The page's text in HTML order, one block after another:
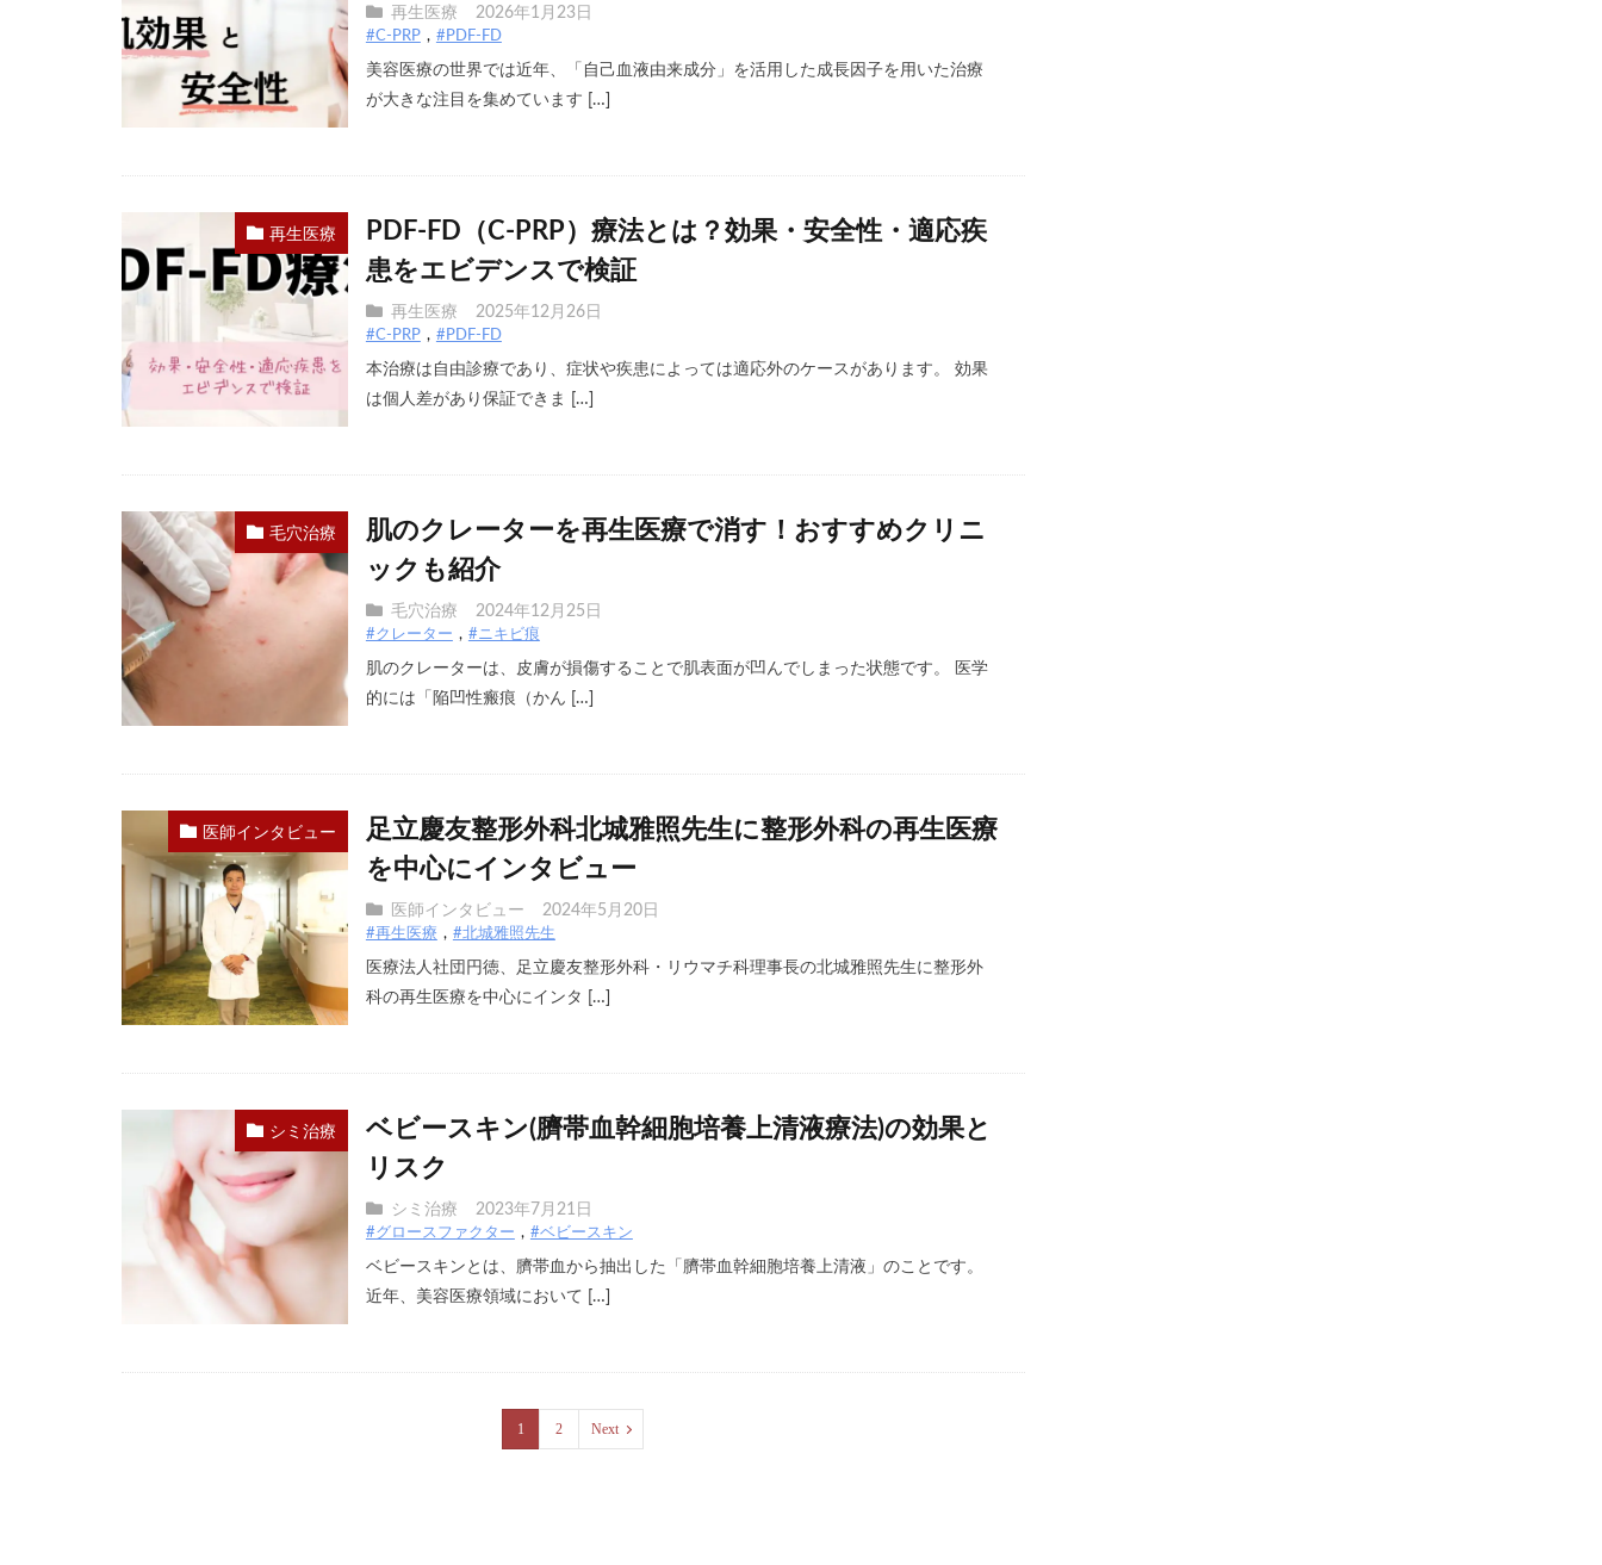
再生医療 2026年1月23日
#C-PRP #PDF-FD
美容医療の世界では近年、「自己血液由来成分」を活用した成長因子を用いた治療
が大きな注目を集めています […]
再生医療
PDF-FD（C-PRP）療法とは？効果・安全性・適応疾
患をエビデンスで検証
再生医療 2025年12月26日
#C-PRP #PDF-FD
本治療は自由診療であり、症状や疾患によっては適応外のケースがあります。 効果
は個人差があり保証できま […]
毛穴治療
肌のクレーターを再生医療で消す！おすすめクリニ
ックも紹介
毛穴治療 2024年12月25日
#クレーター #ニキビ痕
肌のクレーターは、皮膚が損傷することで肌表面が凹んでしまった状態です。 医学
的には「陥凹性瘢痕（かん […]
医師インタビュー
足立慶友整形外科北城雅照先生に整形外科の再生医療
を中心にインタビュー
医師インタビュー 2024年5月20日
#再生医療 #北城雅照先生
医療法人社団円徳、足立慶友整形外科・リウマチ科理事長の北城雅照先生に整形外
科の再生医療を中心にインタ […]
シミ治療
ベビースキン(臍帯血幹細胞培養上清液療法)の効果と
リスク
シミ治療 2023年7月21日
#グロースファクター #ベビースキン
ベビースキンとは、臍帯血から抽出した「臍帯血幹細胞培養上清液」のことです。
近年、美容医療領域において […]
1 2 Next